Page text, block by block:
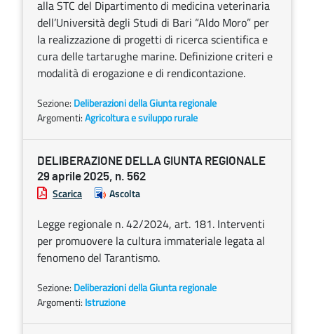
alla STC del Dipartimento di medicina veterinaria
dell’Università degli Studi di Bari “Aldo Moro” per
la realizzazione di progetti di ricerca scientifica e
cura delle tartarughe marine. Definizione criteri e
modalità di erogazione e di rendicontazione.
Sezione: Deliberazioni della Giunta regionale
Argomenti:Agricoltura e sviluppo rurale
DELIBERAZIONE DELLA GIUNTA REGIONALE
29 aprile 2025, n. 562
Scarica Ascolta
Legge regionale n. 42/2024, art. 181. Interventi
per promuovere la cultura immateriale legata al
fenomeno del Tarantismo.
Sezione: Deliberazioni della Giunta regionale
Argomenti: Istruzione